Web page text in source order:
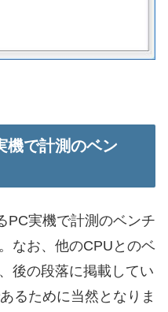
機で計測のベン
PC実機で計測のベンチ
なお、他のCPUとのベ
後の段落に掲載してい
るために当然となりま